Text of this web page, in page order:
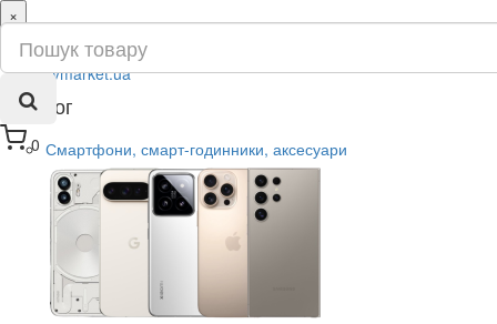
0
×
ru
ua
Каталог
Смартфони, смарт-годинники, аксесуари